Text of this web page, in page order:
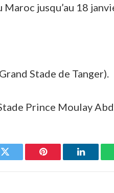
jusqu’au 18
Stade de Tanger).
Prince Moulay
Twitter Pinterest LinkedIn